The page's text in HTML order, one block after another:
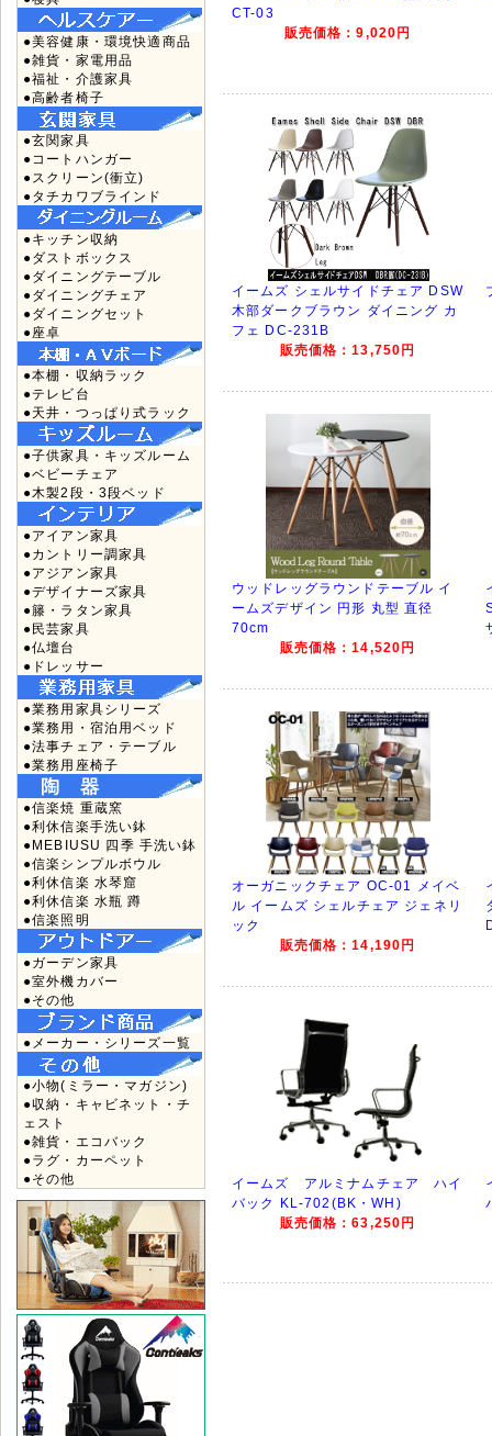
●美容健康・環境快適商品
●雑貨・家電用品
●福祉・介護家具
●高齢者椅子
●玄関家具
●コートハンガー
●スクリーン(衝立)
●タチカワブラインド
●キッチン収納
●ダストボックス
●ダイニングテーブル
●ダイニングチェア
●ダイニングセット
●座卓
●本棚・収納ラック
●テレビ台
●天井・つっぱり式ラック
●子供家具・キッズルーム
●ベビーチェア
●木製2段・3段ベッド
●アイアン家具
●カントリー調家具
●アジアン家具
●デザイナーズ家具
●籐・ラタン家具
●民芸家具
●仏壇台
●ドレッサー
●業務用家具シリーズ
●業務用・宿泊用ベッド
●法事チェア・テーブル
●業務用座椅子
●信楽焼 重蔵窯
●利休信楽手洗い鉢
●MEBIUSU 四季 手洗い鉢
●信楽シンプルボウル
●利休信楽 水琴窟
●利休信楽 水瓶 蹲
●信楽照明
●ガーデン家具
●室外機カバー
●その他
●メーカー・シリーズ一覧
●小物(ミラー・マガジン)
●収納・キャビネット・チ
ェスト
●雑貨・エコバック
●ラグ・カーペット
●その他
CT-03
販売価格：9,020円
イームズ シェルサイドチェア DSW
木部ダークブラウン ダイニング カ
フェ DC-231B
販売価格：13,750円
ウッドレッグラウンドテーブル イ
ームズデザイン 円形 丸型 直径
70cm
販売価格：14,520円
オーガニックチェア OC-01 メイベ
ル イームズ シェルチェア ジェネリ
ック
販売価格：14,190円
イームズ アルミナムチェア ハイ
バック KL-702(BK・WH)
販売価格：63,250円